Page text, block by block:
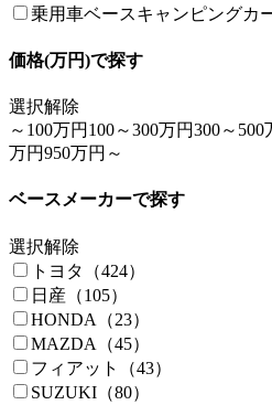
乗用車ベースキャンピングカ
価格(万円)で探す
選択解除
～100万円 100～300万円300～500
万円950万円～
ベースメーカーで探す
選択解除
トヨタ（424）
日産（105）
HONDA（23）
MAZDA（45）
フィアット（43）
SUZUKI（80）